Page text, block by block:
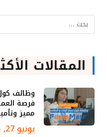
المقالات
وظائف
مميز
يونيو 27, 2025